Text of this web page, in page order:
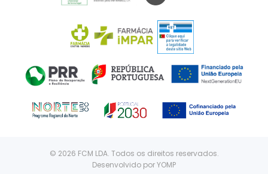
© 2026 FCM LDA. Todos os direitos reservados.
Desenvolvido porYOMP